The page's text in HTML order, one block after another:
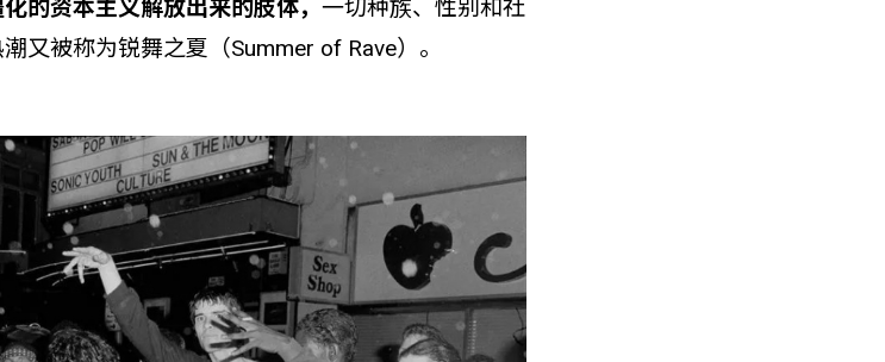
的资本主义解放出来的肢体， 一切种族、性别和社
又被称为锐舞之夏（Summer of Rave）。